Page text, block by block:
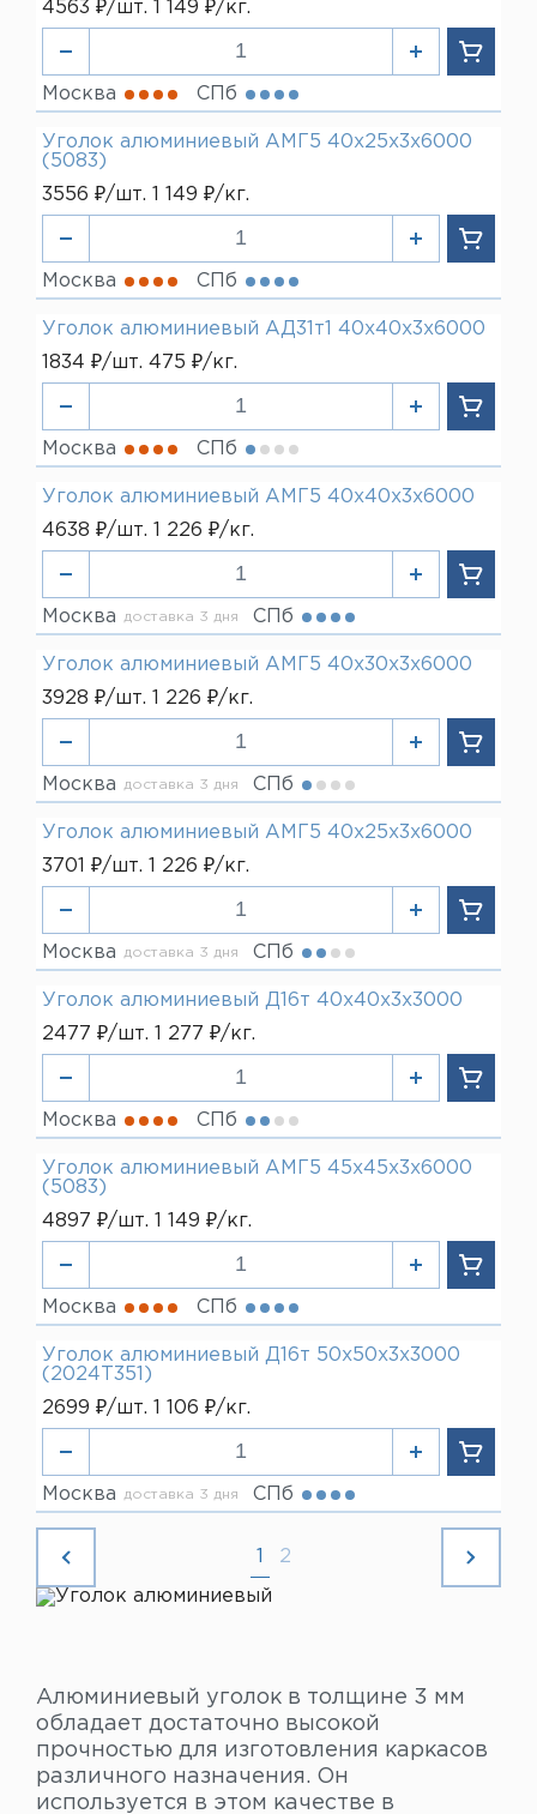
4563 ₽/шт. 1 149 ₽/кг.
Москва СПб
Уголок алюминиевый АМГ5 40х25х3х6000
(5083)
3556 ₽/шт. 1 149 ₽/кг.
Москва СПб
Уголок алюминиевый АД31т1 40х40х3х6000
1834 ₽/шт. 475 ₽/кг.
Москва СПб
Уголок алюминиевый АМГ5 40х40х3х6000
4638 ₽/шт. 1 226 ₽/кг.
Москва доставка 3 дня СПб
Уголок алюминиевый АМГ5 40х30х3х6000
3928 ₽/шт. 1 226 ₽/кг.
Москва доставка 3 дня СПб
Уголок алюминиевый АМГ5 40х25х3х6000
3701 ₽/шт. 1 226 ₽/кг.
Москва доставка 3 дня СПб
Уголок алюминиевый Д16т 40х40х3х3000
2477 ₽/шт. 1 277 ₽/кг.
Москва СПб
Уголок алюминиевый АМГ5 45х45х3х6000
(5083)
4897 ₽/шт. 1 149 ₽/кг.
Москва СПб
Уголок алюминиевый Д16т 50х50х3х3000
(2024Т351)
2699 ₽/шт. 1 106 ₽/кг.
Москва доставка 3 дня СПб
2
Алюминиевый уголок в толщине 3 мм
обладает достаточно высокой
прочностью для изготовления каркасов
различного назначения. Он
используется в этом качестве в